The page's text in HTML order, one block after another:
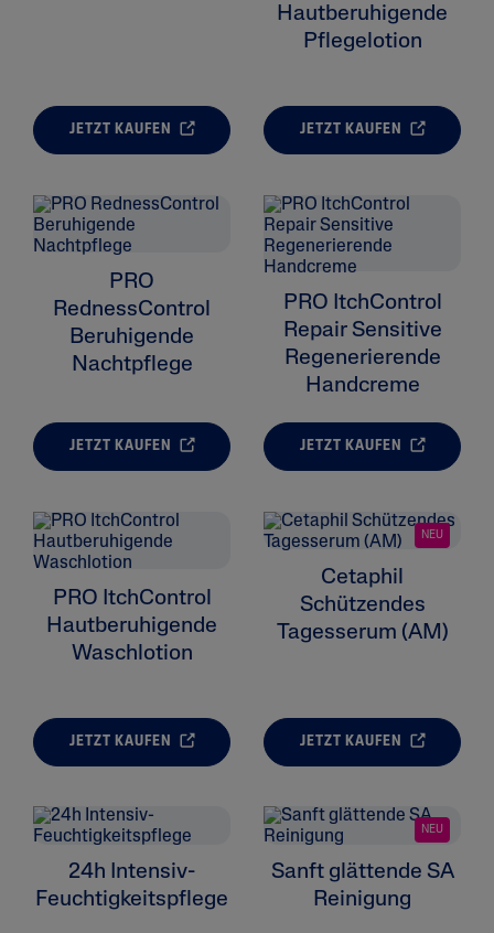
Hautzustand
JETZT KAUFEN
Hautberuhigende
Pflegelotion
JETZT KAUFEN
PRO
RednessControl
Beruhigende
Nachtpflege
JETZT KAUFEN
PRO ItchControl
Repair Sensitive
Regenerierende
Handcreme
JETZT KAUFEN
PRO ItchControl
Hautberuhigende
Waschlotion
JETZT KAUFEN
NEU
Cetaphil
Schützendes
Tagesserum (AM)
JETZT KAUFEN
24h Intensiv-
Feuchtigkeitspflege
NEU
Sanft glättende SA
Reinigung